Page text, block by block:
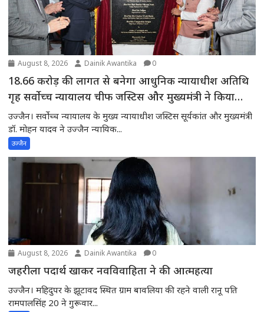
August 8, 2026 Dainik Awantika 0
18.66 करोड़ की लागत से बनेगा आधुनिक न्यायाधीश अतिथि
गृह सर्वोच्च न्यायालय चीफ जस्टिस और मुख्यमंत्री ने किया
भूमिपूजन
उज्जैन। सर्वोच्च न्यायालय के मुख्य न्यायाधीश जस्टिस सूर्यकांत और मुख्यमंत्री
डॉ. मोहन यादव ने उज्जैन न्यायिक...
उज्जैन
August 8, 2026 Dainik Awantika 0
जहरीला पदार्थ खाकर नवविवाहिता ने की आत्महत्या
उज्जैन। महिदुपर के झूटावद स्थित ग्राम बावलिया की रहने वाली रानू पति
रामपालसिंह 20 ने गुरूवार...